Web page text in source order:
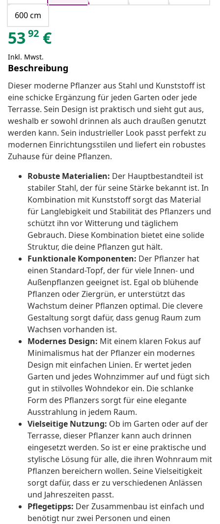
600 cm
53 92 €
Inkl. Mwst.
Beschreibung
Dieser moderne Pflanzer aus Stahl und Kunststoff ist
eine schicke Ergänzung für jeden Garten oder jede
Terrasse. Sein Design ist praktisch und sieht gut aus,
weshalb er sowohl drinnen als auch draußen genutzt
werden kann. Sein industrieller Look passt perfekt zu
modernen Einrichtungsstilen und liefert ein robustes
Zuhause für deine Pflanzen.
Robuste Materialien: Der Hauptbestandteil ist
stabiler Stahl, der für seine Stärke bekannt ist. In
Kombination mit Kunststoff sorgt das Material
für Langlebigkeit und Stabilität des Pflanzers und
schützt ihn vor Witterung und täglichem
Gebrauch. Diese Kombination bietet eine solide
Struktur, die deine Pflanzen gut hält.
Funktionale Komponenten: Der Pflanzer hat
einen Standard-Topf, der für viele Innen- und
Außenpflanzen geeignet ist. Egal ob blühende
Pflanzen oder Ziergrün, er unterstützt das
Wachstum deiner Pflanzen optimal. Die clevere
Gestaltung sorgt dafür, dass genug Raum zum
Wachsen vorhanden ist.
Modernes Design: Mit einem klaren Fokus auf
Minimalismus hat der Pflanzer ein modernes
Design mit einfachen Linien. Er wertet jeden
Garten und jedes Wohnzimmer auf und fügt sich
gut in stilvolles Wohndekor ein. Die schlanke
Form des Pflanzers sorgt für eine elegante
Ausstrahlung in jedem Raum.
Vielseitige Nutzung: Ob im Garten oder auf der
Terrasse, dieser Pflanzer kann auch drinnen
eingesetzt werden. So ist er eine praktische und
stylische Lösung für alle, die ihren Wohnraum mit
Pflanzen bereichern wollen. Seine Vielseitigkeit
sorgt dafür, dass er zu verschiedenen Anlässen
und Jahreszeiten passt.
Pflegetipps: Der Zusammenbau ist einfach und
benötigt nur zwei Personen und einen